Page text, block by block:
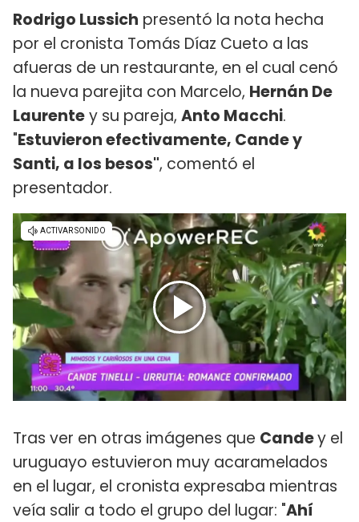
Rodrigo Lussich presentó la nota hecha
por el cronista Tomás Díaz Cueto a las
afueras de un restaurante, en el cual cenó
la nueva parejita con Marcelo, Hernán De
Laurentey su pareja, Anto Macchi.
"Estuvieron efectivamente, Cande y
Santi, a los besos", comentó el
presentador.
Tras ver en otras imágenes que Candey el
uruguayo estuvieron muy acaramelados
en el lugar, el cronista expresaba mientras
veía salir a todo el grupo del lugar: "Ahí